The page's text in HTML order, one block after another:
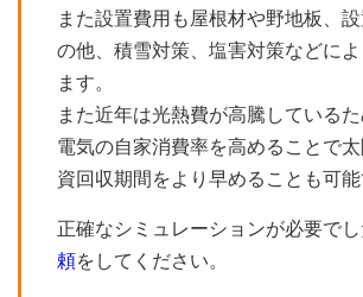
また設置費用も屋根材や野地板、
の他、積雪対策、塩害対策などによ
ます。
また近年は光熱費が高騰している
電気の自家消費率を高めることで
資回収期間をより早めることも可能
正確なシミュレーションが必要でし
頼をしてください。